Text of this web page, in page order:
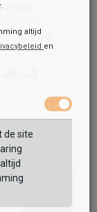
94,99
altijd
en
de site